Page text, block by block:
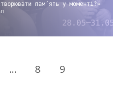
пам’ять у моменті?»
… 8 9